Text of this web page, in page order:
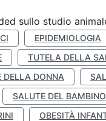
sullo studio
EPIDEMIOLOGIA
TUTELA DELLA
DELLA DONNA
SALUTE DEL BAMBINO
OBESITÀ